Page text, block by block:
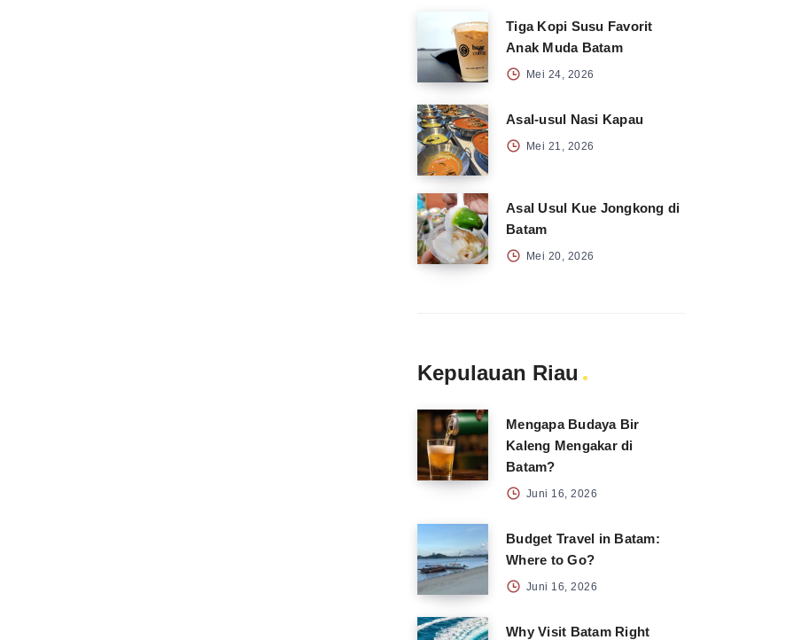
Tiga Kopi Susu Favorit
Anak Muda Batam
Mei 24, 2026
Asal-usul Nasi Kapau
Mei 21, 2026
Asal Usul Kue Jongkong di
Batam
Mei 20, 2026
Kepulauan Riau
Mengapa Budaya Bir
Kaleng Mengakar di
Batam?
Juni 16, 2026
Budget Travel in Batam:
Where to Go?
Juni 16, 2026
Why Visit Batam Right